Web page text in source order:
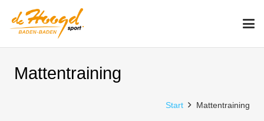
Mattentraining
Start Mattentraining